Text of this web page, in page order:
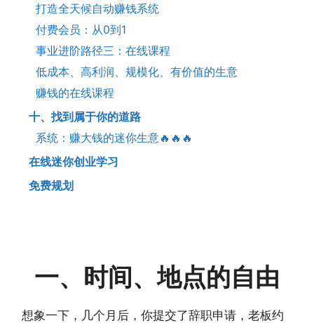
打造全天候自动赚钱系统
付费会员：从0到1
事业进阶路径三：在线课程
低成本、高利润、规模化、有价值的生意
赚钱的在线课程
十、找到属于你的道路
系统：赚大钱的迷你生意🔥🔥🔥
在线迷你创业学习
免费规划
一、时间、地点的自由
想象一下，几个月后，你提交了辞职申请，老板约